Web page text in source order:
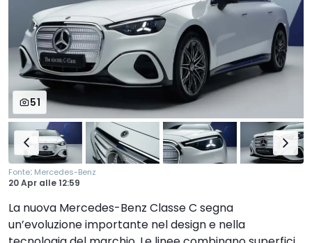
51
Fonte: Mercedes-Benz
20 Apr alle12:59
La nuova Mercedes-Benz Classe C segna
un’evoluzione importante nel design e nella